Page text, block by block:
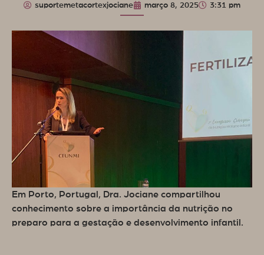
suportemetacortexjociane março 8, 2025 3:31 pm
Em Porto, Portugal, Dra. Jociane compartilhou
conhecimento sobre a importância da nutrição no
preparo para a gestação e desenvolvimento infantil.